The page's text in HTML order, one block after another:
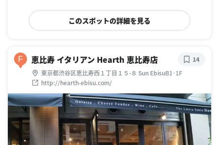
このスポットの詳細を見る
F 恵比寿 イタリアン Hearth 恵比寿店
東京都渋谷区恵比寿西１丁目１５-８ Sun EbisuB1･1F
http://hearth-ebisu.com/
14